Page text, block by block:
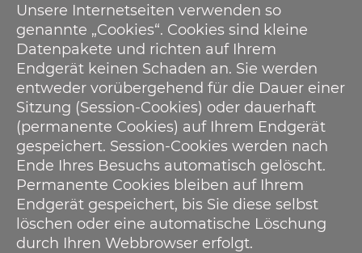
Unsere Internetseiten verwenden so
genannte „Cookies“. Cookies sind kleine
Datenpakete und richten auf Ihrem
Endgerät keinen Schaden an. Sie werden
entweder vorübergehend für die Dauer einer
Sitzung (Session-Cookies) oder dauerhaft
(permanente Cookies) auf Ihrem Endgerät
gespeichert. Session-Cookies werden nach
Ende Ihres Besuchs automatisch gelöscht.
Permanente Cookies bleiben auf Ihrem
Endgerät gespeichert, bis Sie diese selbst
löschen oder eine automatische Löschung
durch Ihren Webbrowser erfolgt.